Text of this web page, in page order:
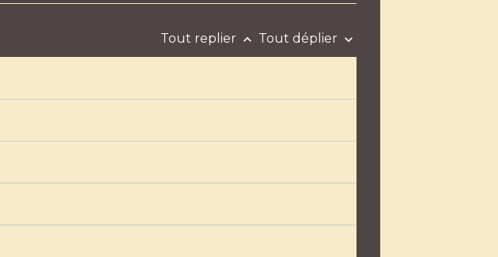
Tout replier keyboard_arrow_up Tout déplier keyboard_arrow_down